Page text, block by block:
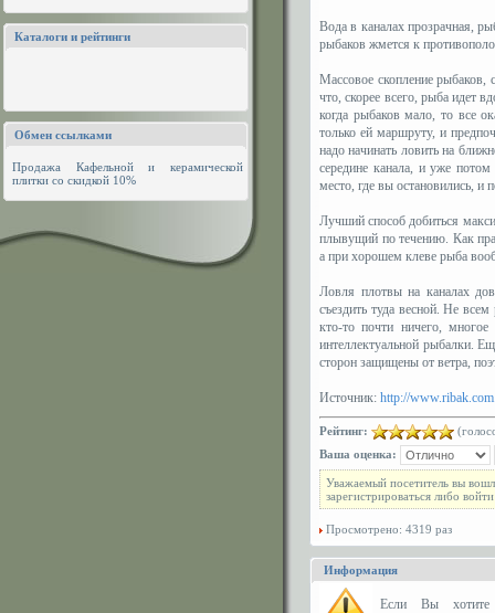
Каталоги и рейтинги
Обмен ссылками
Продажа Кафельной и керамической
плитки со скидкой 10%
Вода в каналах прозрачная,
рыбаков жмется к
Массовое скопление рыбаков,
что, скорее всего, рыба идет
когда рыбаков мало, то все
только ей маршруту, и
надо начинать ловить на
середине канала, и уже
место, где вы остановились, и
Лучший способ добиться
плывущий по течению. Как
а при хорошем клеве рыба
Ловля плотвы на каналах
съездить туда весной. Не
кто-то почти ничего,
интеллектуальной рыбалки.
сторон защищены от ветра,
Источник: http://
Рейтинг:
Ваша оценка:
Уважаемый посетитель вы
зарегистрироваться либо
Просмотрено: 4319 раз
Информация
Eсли Вы хотите